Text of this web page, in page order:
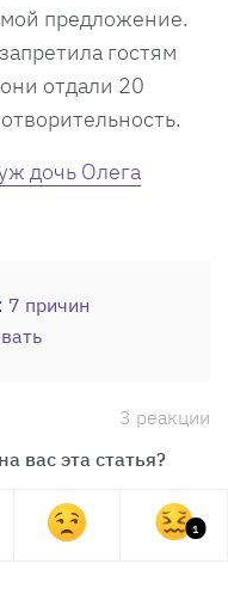
предложение.
гостям
отдали 20
дочь Олега
7 причин
3 реакции
вас эта статья?
1